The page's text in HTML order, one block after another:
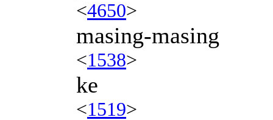
<4650>
masing-masing
<1538>
ke
<1519>